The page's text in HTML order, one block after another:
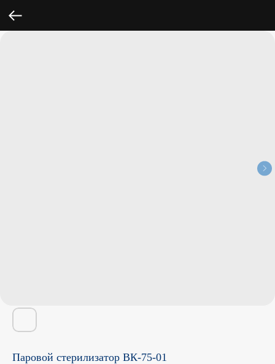
Паровой стерилизатор ВК-75-01